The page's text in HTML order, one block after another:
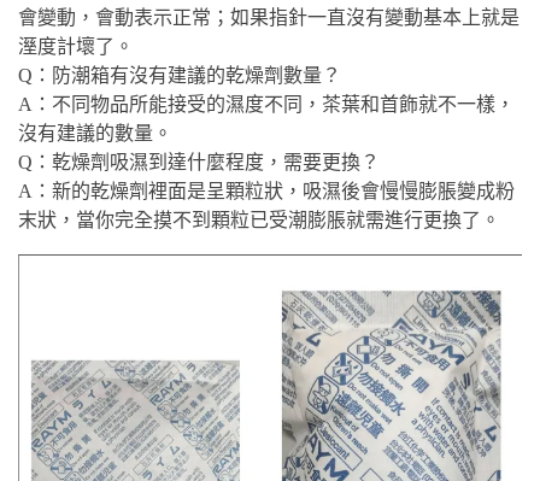
會變動，會動表示正常；如果指針一直沒有變動基本上就是
溼度計壞了。
Q：防潮箱有沒有建議的乾燥劑數量？
A：不同物品所能接受的濕度不同，茶葉和首飾就不一樣，
沒有建議的數量。
Q：乾燥劑吸濕到達什麼程度，需要更換？
A：新的乾燥劑裡面是呈顆粒狀，吸濕後會慢慢膨脹變成粉
末狀，當你完全摸不到顆粒已受潮膨脹就需進行更換了。